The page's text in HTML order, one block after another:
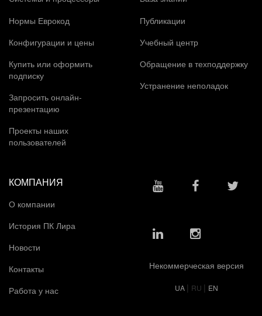
Нормы Еврокод
Конфигурации и цены
Купить или оформить
подписку
Запросить онлайн-
презентацию
Проекты наших
пользователей
Публикации
Учебный центр
Обращение в техподдержку
Устранение неполадок
КОМПАНИЯ
О компании
История ПК Лира
Новости
Контакты
Работа у нас
Некоммерческая версия
UA | RU | EN